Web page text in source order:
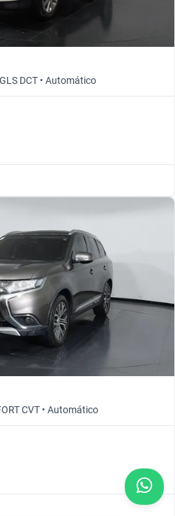
DCT • Automático
CVT • Automático